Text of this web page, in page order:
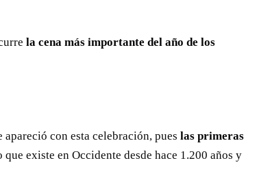
la cena más importante del año de los
apareció con esta celebración, pues las primeras
existe en Occidente desde hace 1.200 años y